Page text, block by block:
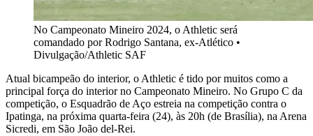
No Campeonato Mineiro 2024, o Athletic será
comandado por Rodrigo Santana, ex-Atlético •
Divulgação/Athletic SAF
Atual bicampeão do interior, o Athletic é tido por muitos como a
principal força do interior no Campeonato Mineiro. No Grupo C da
competição, o Esquadrão de Aço estreia na competição contra o
Ipatinga, na próxima quarta-feira (24), às 20h (de Brasília), na Arena
Sicredi, em São João del-Rei.